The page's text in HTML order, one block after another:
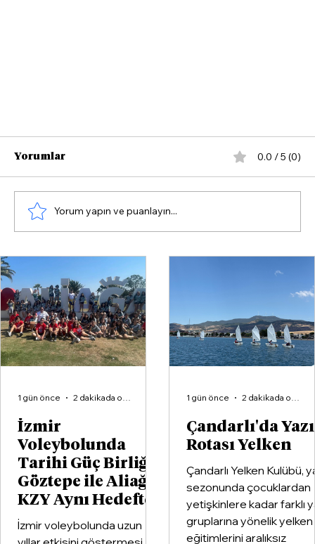
İzmir
Voleybolunda
Tarihi Güç Birliği:
Göztepe ile Aliağa
KZY Aynı Hedefte
İzmir voleybolunda uzun
1 gün önce 2 dakikada okunur
Çandarlı'da
Rotası Yelken
Çandarlı Yelken Kulübü,
sezonunda çocuklardan
yetişkinlere kadar farklı
gruplarına yönelik yelken
eğitimlerini aralıksız
1 gün önce 2 dakikada okunur
Tamer Osmanağaoğlu: “Bergama’nın
Tarım Sorunlarını Bakanımıza
Taşıyacağız”
Yorumlar 0.0 / 5 (0)
Yorum yapın ve puanlayın...